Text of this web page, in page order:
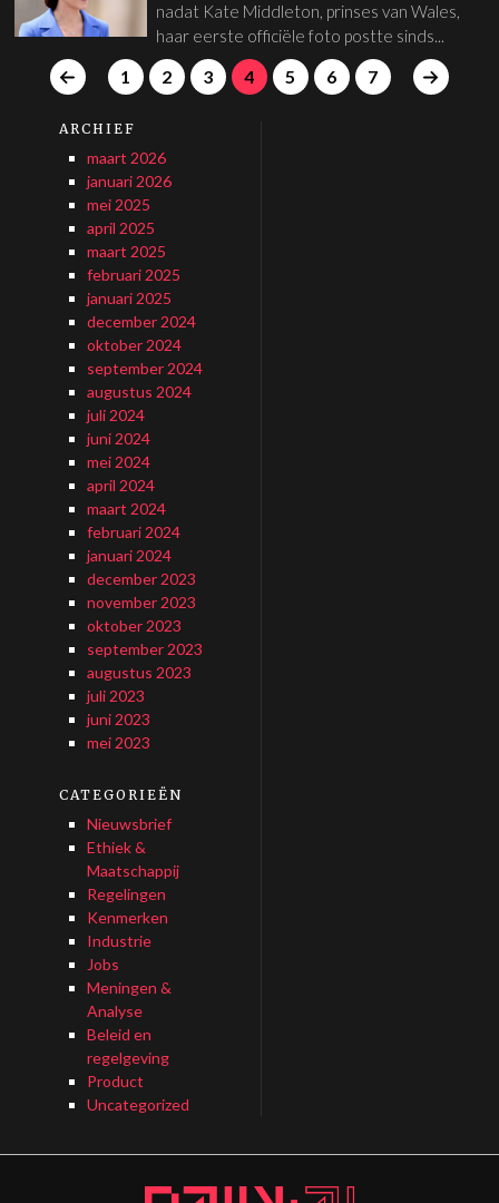
nadat Kate Middleton, prinses van Wales,
haar eerste officiële foto postte sinds...
1 2 3 4 5 6 7
ARCHIEF
maart 2026
januari 2026
mei 2025
april 2025
maart 2025
februari 2025
januari 2025
december 2024
oktober 2024
september 2024
augustus 2024
juli 2024
juni 2024
mei 2024
april 2024
maart 2024
februari 2024
januari 2024
december 2023
november 2023
oktober 2023
september 2023
augustus 2023
juli 2023
juni 2023
mei 2023
CATEGORIEËN
Nieuwsbrief
Ethiek &
Maatschappij
Regelingen
Kenmerken
Industrie
Jobs
Meningen &
Analyse
Beleid en
regelgeving
Product
Uncategorized